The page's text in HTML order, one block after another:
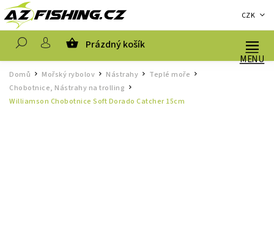
CZK
Prázdný košík
Domů / Mořský rybolov / Nástrahy / Teplé moře /
Chobotnice, Nástrahy na trolling /
Williamson Chobotnice Soft Dorado Catcher 15cm